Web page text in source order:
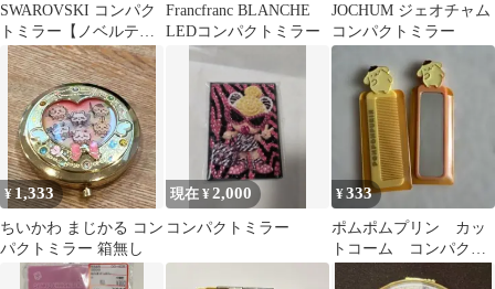
SWAROVSKI コンパク
トミラー【ノベルテ
ィ】
Francfranc BLANCHE
LEDコンパクトミラー
JOCHUM ジェオチャム
コンパクトミラー
¥1,333
ちいかわ まじかる コン
パクトミラー 箱無し
現在 ¥2,000
コンパクトミラー
¥333
ポムポムプリン カッ
トコーム コンパクト
ミラー